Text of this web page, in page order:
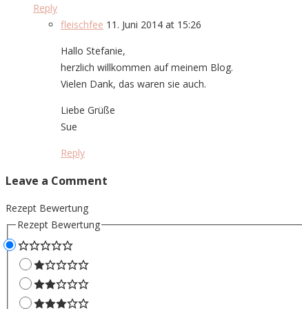
Reply
fleischfee 11. Juni 2014 at 15:26
Hallo Stefanie,
herzlich willkommen auf meinem Blog.
Vielen Dank, das waren sie auch.
Liebe Grüße
Sue
Reply
Leave a Comment
Rezept Bewertung
Rezept Bewertung